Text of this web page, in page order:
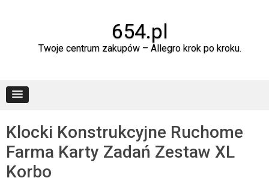
654.pl
Twoje centrum zakupów – Allegro krok po kroku.
Klocki Konstrukcyjne Ruchome
Farma Karty Zadań Zestaw XL
Korbo